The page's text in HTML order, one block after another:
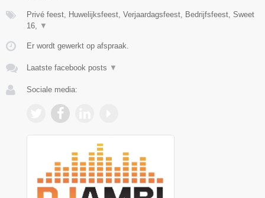
Privé feest, Huwelijksfeest, Verjaardagsfeest, Bedrijfsfeest, Sweet
16,
▼
Er wordt gewerkt op afspraak.
Laatste facebook posts ▼
Sociale media: